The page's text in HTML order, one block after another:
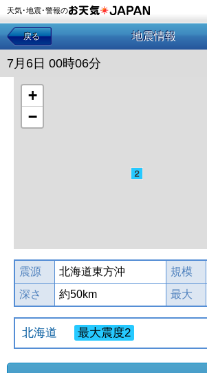
天気･地震･警報の
戻る 地震情報
7月6日 00時06分
+
−
震源 北海道東方沖 規模
深さ
約50km 最大
北海道 最大震度2